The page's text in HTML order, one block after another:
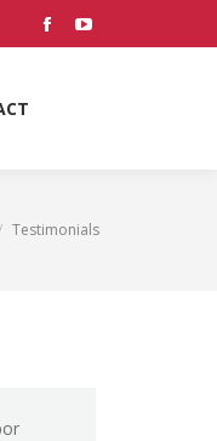
FacebookYouTube
here:
Testimonials
Search: